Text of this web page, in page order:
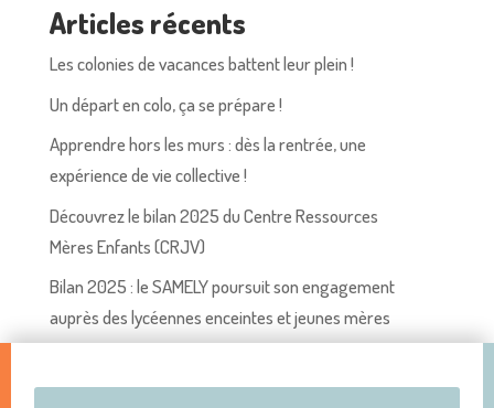
Articles récents
Les colonies de vacances battent leur plein !
Un départ en colo, ça se prépare !
Apprendre hors les murs : dès la rentrée, une
expérience de vie collective !
Découvrez le bilan 2025 du Centre Ressources
Mères Enfants (CRJV)
Bilan 2025 : le SAMELY poursuit son engagement
auprès des lycéennes enceintes et jeunes mères